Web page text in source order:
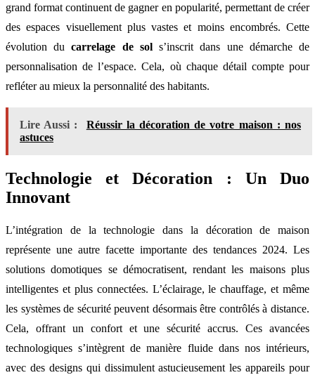
grand format continuent de gagner en popularité, permettant de créer
des espaces visuellement plus vastes et moins encombrés. Cette
évolution ducarrelage de sols’inscrit dans une démarche de
personnalisation de l’espace. Cela, où chaque détail compte pour
refléter au mieux la personnalité des habitants.
Lire Aussi :
Réussir la décoration de votre maison : nos
astuces
Technologie et Décoration : Un Duo
Innovant
L’intégration de la technologie dans la décoration de maison
représente une autre facette importante des tendances 2024. Les
solutions domotiques se démocratisent, rendant les maisons plus
intelligentes et plus connectées. L’éclairage, le chauffage, et même
les systèmes de sécurité peuvent désormais être contrôlés à distance.
Cela, offrant un confort et une sécurité accrus. Ces avancées
technologiques s’intègrent de manière fluide dans nos intérieurs,
avec des designs qui dissimulent astucieusement les appareils pour